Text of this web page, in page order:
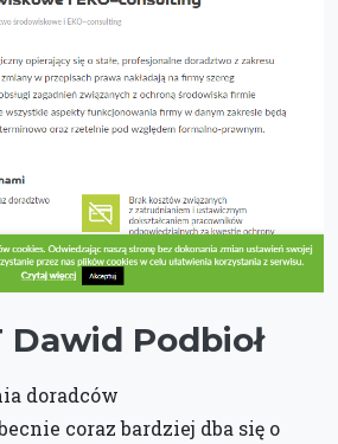
Dawid Podbioł
doradców
coraz bardziej dba się o